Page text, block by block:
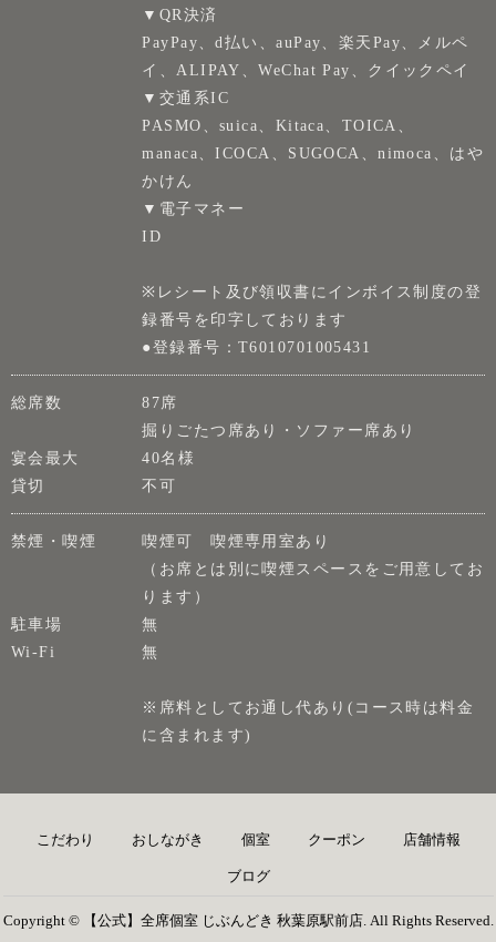
▼QR決済
PayPay、d払い、auPay、楽天Pay、メルペ
イ、ALIPAY、WeChat Pay、クイックペイ
▼交通系IC
PASMO、suica、Kitaca、TOICA、
manaca、ICOCA、SUGOCA、nimoca、はや
かけん
▼電子マネー
ID
※レシート及び領収書にインボイス制度の登
録番号を印字しております
●登録番号：T6010701005431
総席数
87席
掘りごたつ席あり・ソファー席あり
宴会最大
40名様
貸切
不可
禁煙・喫煙
喫煙可 喫煙専用室あり
（お席とは別に喫煙スペースをご用意してお
ります）
駐車場
無
Wi-Fi
無
※席料としてお通し代あり(コース時は料金
に含まれます)
こだわり おしながき 個室 クーポン 店舗情報
ブログ
Copyright © 【公式】全席個室 じぶんどき 秋葉原駅前店. All Rights Reserved.